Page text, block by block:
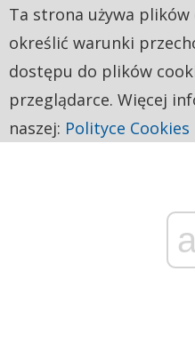
Ta strona używa plików
określić warunki
dostępu do plików
przeglądarce. Więcej
naszej: Polityce Cookies